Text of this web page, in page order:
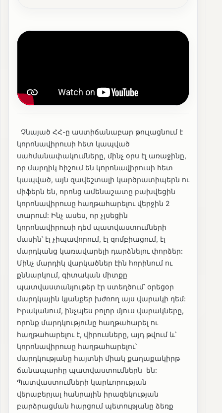
Չնայած ՀՀ-ը աստիճանաբար թուլացնում է
կորոնավիրուսի հետ կապված
սահմանափակումները, մինչ օրս էլ առաջինը,
որ մարդիկ հիշում են կորոնավիրուսի հետ
կապված, այն զավեշտալի կարծրատիպերն ու
միֆերն են, որոնց ամենաշատը բախվեցին
կորոնավիրուսը հաղթահարելու վերջին 2
տարում: Ինչ ասես, որ չլսեցին
կորոնավիրուսի դեմ պատվաստումների
մասին՝ էլ չիպավորում, էլ զոմբիացում, էլ
մարդկանց կառավարելի դարձնելու փորձեր:
Մինչ մարդիկ վարկածներ էին հորինում ու
քննարկում, գիտական միտքը
պատվաստանյութեր էր ստեղծում՝ օրեցօր
մարդկային կյանքեր խժռող այս վարակի դեմ:
Իրականում, ինչպես բոլոր մյուս վարակները,
որոնք մարդկությունը հաղթահարել ու
հաղթահարելու է, վիրուսները, այդ թվում և՝
կորոնավիրուսը հաղթահարելու՝
մարդկությանը հայտնի միակ քաղաքակիրթ
ճանապարհը պատվաստումներն են:
Պատվաստումների կարևորության
վերաբերյալ հանրային իրազեկության
բարձրացման հարցում պետությանը ձեռք